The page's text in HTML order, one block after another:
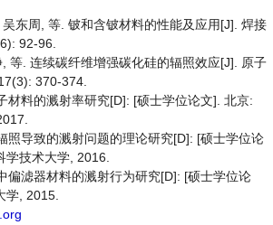
东周, 等. 铍和含铍材料的性能及应用[J]. 焊接
92-96.
等. 连续碳纤维增强碳化硅的辐照效应[J]. 原子
370-374.
材料的溅射率研究[D]: [硕士学位论文]. 北京:
照导致的溅射问题的理论研究[D]: [硕士学位论
学技术大学, 2016.
偏滤器材料的溅射行为研究[D]: [硕士学位论
学, 2015.